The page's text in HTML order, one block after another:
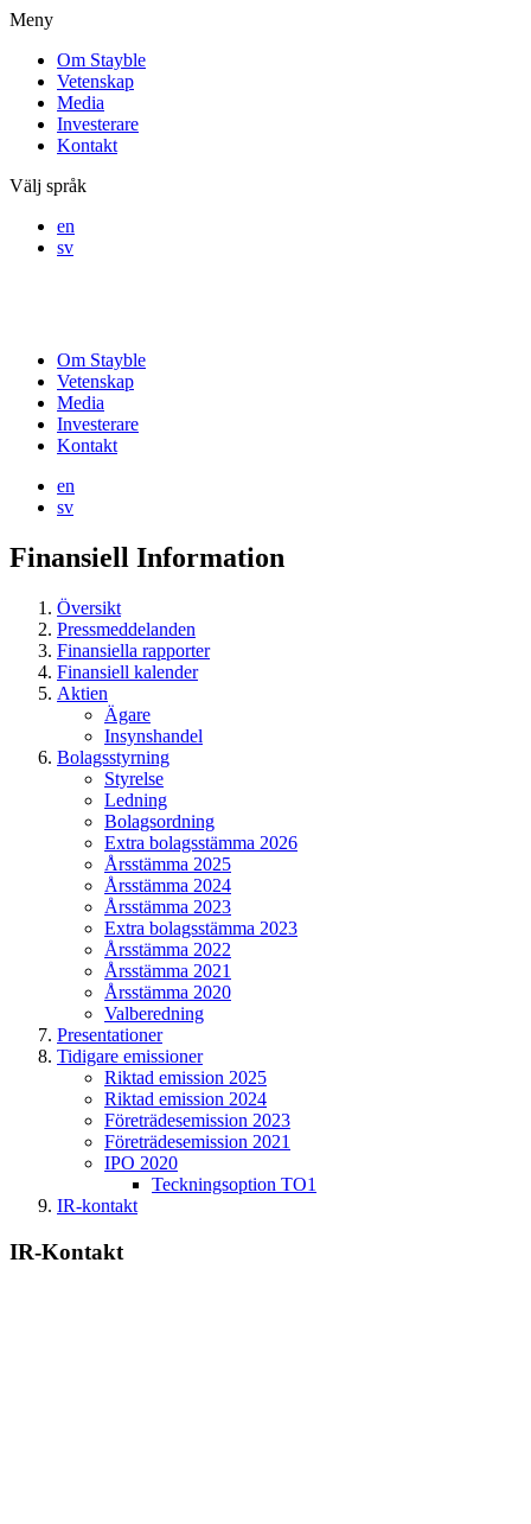
Meny
Om Stayble
Vetenskap
Media
Investerare
Kontakt
Välj språk
en
sv
Om Stayble
Vetenskap
Media
Investerare
Kontakt
en
sv
Finansiell Information
Översikt
Pressmeddelanden
Finansiella rapporter
Finansiell kalender
Aktien
Ägare
Insynshandel
Bolagsstyrning
Styrelse
Ledning
Bolagsordning
Extra bolagsstämma 2026
Årsstämma 2025
Årsstämma 2024
Årsstämma 2023
Extra bolagsstämma 2023
Årsstämma 2022
Årsstämma 2021
Årsstämma 2020
Valberedning
Presentationer
Tidigare emissioner
Riktad emission 2025
Riktad emission 2024
Företrädesemission 2023
Företrädesemission 2021
IPO 2020
Teckningsoption TO1
IR-kontakt
IR-Kontakt